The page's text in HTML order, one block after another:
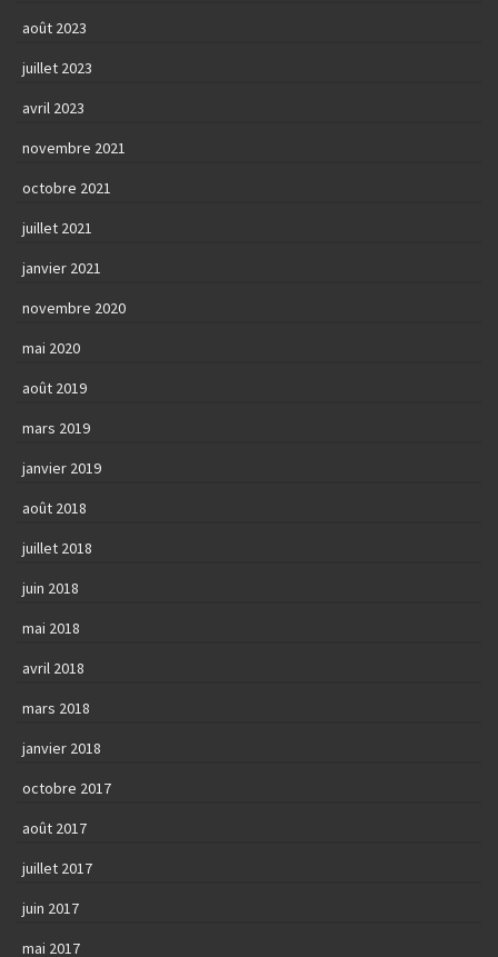
août 2023
juillet 2023
avril 2023
novembre 2021
octobre 2021
juillet 2021
janvier 2021
novembre 2020
mai 2020
août 2019
mars 2019
janvier 2019
août 2018
juillet 2018
juin 2018
mai 2018
avril 2018
mars 2018
janvier 2018
octobre 2017
août 2017
juillet 2017
juin 2017
mai 2017